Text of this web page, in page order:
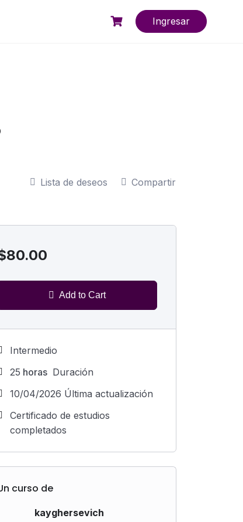
Ingresar
Lista de deseos Compartir
Add to Cart
Intermedio
25 horas Duración
10/04/2026 Última actualización
Certificado de estudios
completados
curso de
kayghersevich